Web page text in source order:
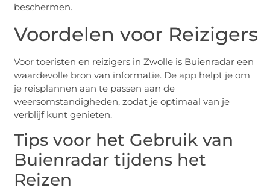
beschermen.
Voordelen voor Reizigers
Voor toeristen en reizigers in Zwolle is Buienradar een
waardevolle bron van informatie. De app helpt je om
je reisplannen aan te passen aan de
weersomstandigheden, zodat je optimaal van je
verblijf kunt genieten.
Tips voor het Gebruik van
Buienradar tijdens het
Reizen